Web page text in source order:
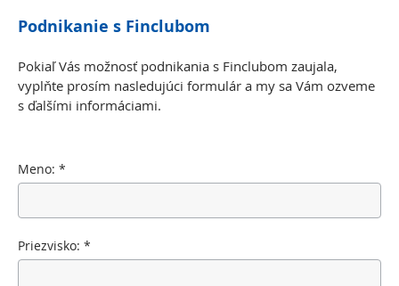
Podnikanie s Finclubom
Pokiaľ Vás možnosť podnikania s Finclubom zaujala,
vyplňte prosím nasledujúci formulár a my sa Vám ozveme
s ďalšími informáciami.
Meno: *
Priezvisko: *